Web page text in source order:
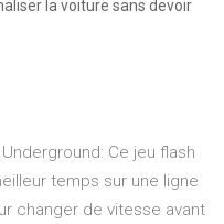
la voiture sans devoir
Ce jeu flash
temps sur une ligne
changer de vitesse avant